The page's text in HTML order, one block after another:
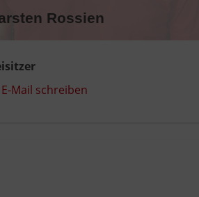
Rossien
E-Mail schreiben